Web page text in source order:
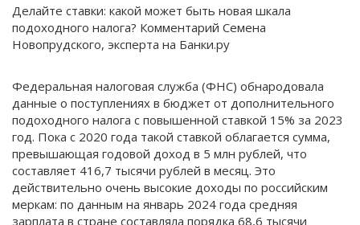
Делайте ставки: какой может быть новая шкала
подоходного налога? Комментарий Семена
Новопрудского, эксперта на Банки.ру
Федеральная налоговая служба (ФНС) обнародовала
данные о поступлениях в бюджет от дополнительного
подоходного налога с повышенной ставкой 15% за 2023
год. Пока с 2020 года такой ставкой облагается сумма,
превышающая годовой доход в 5 млн рублей, что
составляет 416,7 тысячи рублей в месяц. Это
действительно очень высокие доходы по российским
меркам: по данным на январь 2024 года средняя
зарплата в стране составляла порядка 68,6 тысячи